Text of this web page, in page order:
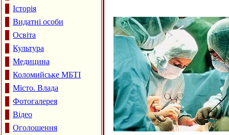
Історія
Видатні особи
Освіта
Культура
Медицина
Коломийське МБТІ
Місто. Влада
Фотогалерея
Відео
Оголошення